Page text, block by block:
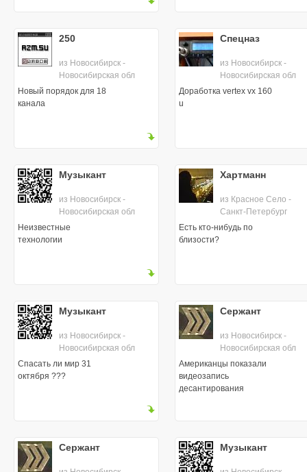
250
из Новосибирск -
Новосибирская обл
Новый порядок для 18
канала
Спецназ
из Новосибирск -
Новосибирская обл
Доработка vertex vx 160
u
Музыкант
из Новосибирск -
Новосибирская обл
Неизвестные
технологии
Хартманн
из Красное Село -
Санкт-Петербург
Есть кто-нибудь по
близости?
Музыкант
из Новосибирск -
Новосибирская обл
Спасать ли мир 31
октября ???
Сержант
из Новосибирск -
Новосибирская обл
Американцы показали
видеозапись
десантирования
Сержант Музыкант